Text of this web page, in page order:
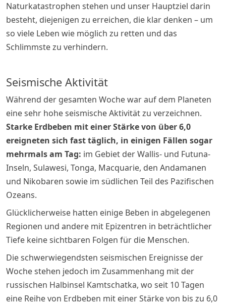
Naturkatastrophen stehen und unser Hauptziel darin
besteht, diejenigen zu erreichen, die klar denken – um
so viele Leben wie möglich zu retten und das
Schlimmste zu verhindern.
Seismische Aktivität
Während der gesamten Woche war auf dem Planeten
eine sehr hohe seismische Aktivität zu verzeichnen.
Starke Erdbeben mit einer Stärke von über 6,0
ereigneten sich fast täglich, in einigen Fällen sogar
mehrmals am Tag: im Gebiet der Wallis- und Futuna-
Inseln, Sulawesi, Tonga, Macquarie, den Andamanen
und Nikobaren sowie im südlichen Teil des Pazifischen
Ozeans.
Glücklicherweise hatten einige Beben in abgelegenen
Regionen und andere mit Epizentren in beträchtlicher
Tiefe keine sichtbaren Folgen für die Menschen.
Die schwerwiegendsten seismischen Ereignisse der
Woche stehen jedoch im Zusammenhang mit der
russischen Halbinsel Kamtschatka, wo seit 10 Tagen
eine Reihe von Erdbeben mit einer Stärke von bis zu 6,0